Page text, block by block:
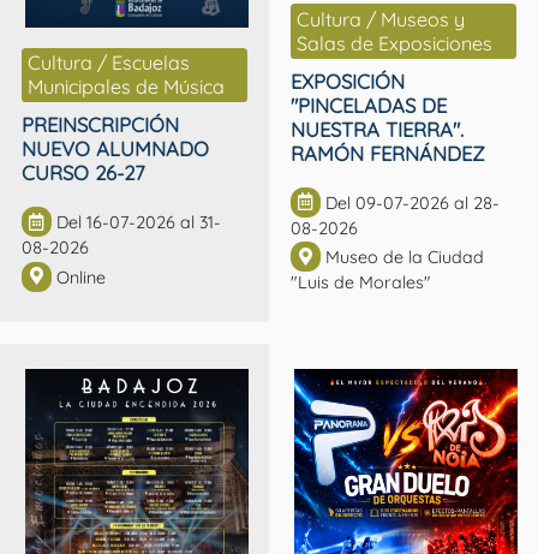
Cultura / Escuelas
Municipales de Música
PREINSCRIPCIÓN
NUEVO ALUMNADO
CURSO 26-27
Del 16-07-2026 al 31-
08-2026
Online
Cultura / Museos y
Salas de Exposiciones
EXPOSICIÓN
"PINCELADAS DE
NUESTRA TIERRA".
RAMÓN FERNÁNDEZ
Del 09-07-2026 al 28-
08-2026
Museo de la Ciudad
"Luis de Morales"